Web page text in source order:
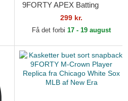
9FORTY APEX Batting
Practice fra Chicago White
Sox MLB af New Era
299 kr.
Få det forbi 17 - 19 august